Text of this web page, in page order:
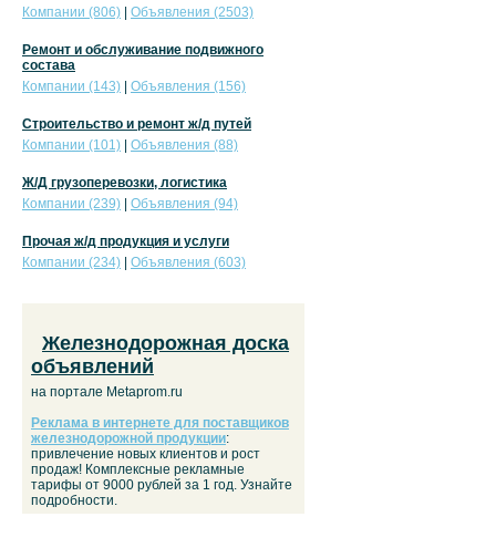
Компании (806)
Объявления (2503)
Ремонт и обслуживание подвижного
состава
Компании (143)
Объявления (156)
Строительство и ремонт ж/д путей
Компании (101)
Объявления (88)
Ж/Д грузоперевозки, логистика
Компании (239)
Объявления (94)
Прочая ж/д продукция и услуги
Компании (234)
Объявления (603)
Железнодорожная доска
объявлений
на портале Metaprom.ru
Реклама в интернете для поставщиков
железнодорожной продукции:
привлечение новых клиентов и рост
продаж! Комплексные рекламные
тарифы от 9000 рублей за 1 год. Узнайте
подробности.